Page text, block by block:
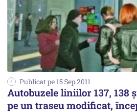
Publicat pe 15 Sep 2011
Autobuzele liniilor 137, 138
pe un traseu modificat,